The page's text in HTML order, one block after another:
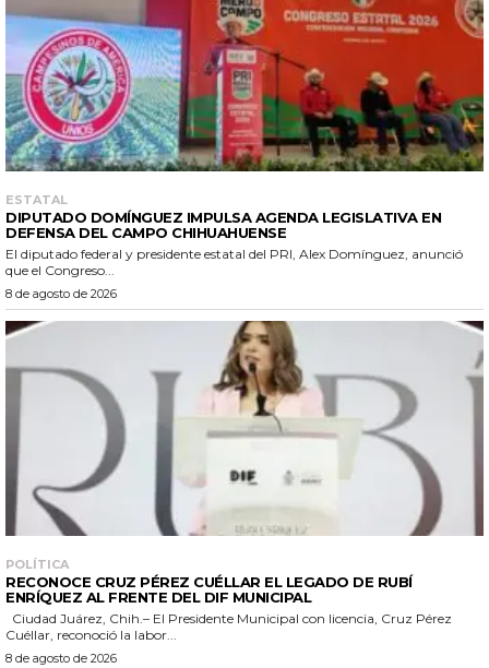
ESTATAL
DIPUTADO DOMÍNGUEZ IMPULSA AGENDA LEGISLATIVA EN
DEFENSA DEL CAMPO CHIHUAHUENSE
El diputado federal y presidente estatal del PRI, Alex Domínguez, anunció
que el Congreso...
8 de agosto de 2026
POLÍTICA
RECONOCE CRUZ PÉREZ CUÉLLAR EL LEGADO DE RUBÍ
ENRÍQUEZ AL FRENTE DEL DIF MUNICIPAL
Cuéllar, reconoció la labor...
8 de agosto de 2026